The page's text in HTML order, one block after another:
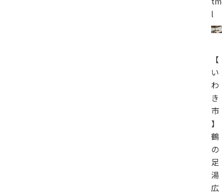
l
【
い
わ
き
市
】
鶴
の
足
湯
広